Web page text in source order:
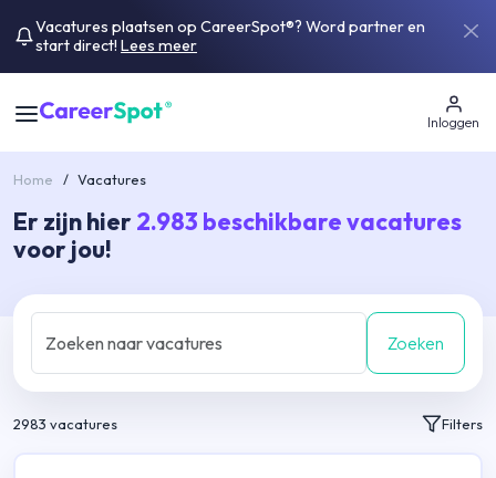
Vacatures plaatsen op CareerSpot®? Word partner en
start direct! Lees meer
Inloggen
Home / Vacatures
Er zijn hier 2.983 beschikbare vacatures
voor jou!
Zoeken
2983 vacatures Filters